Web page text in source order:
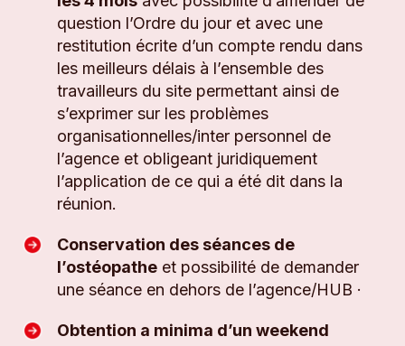
question l’Ordre du jour et avec une
restitution écrite d’un compte rendu dans
les meilleurs délais à l’ensemble des
travailleurs du site permettant ainsi de
s’exprimer sur les problèmes
organisationnelles/inter personnel de
l’agence et obligeant juridiquement
l’application de ce qui a été dit dans la
réunion.
Conservation des séances de
l’ostéopathe et possibilité de demander
une séance en dehors de l’agence/HUB ·
Obtention a minima d’un weekend